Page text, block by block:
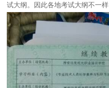
试大纲。因此各地考试大纲不一样